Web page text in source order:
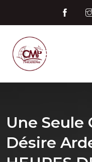
Une Seule
Désire